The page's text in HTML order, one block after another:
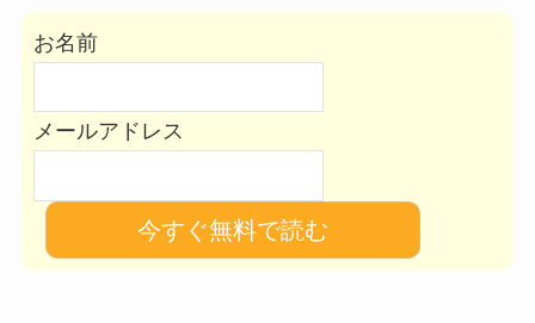
お名前
メールアドレス